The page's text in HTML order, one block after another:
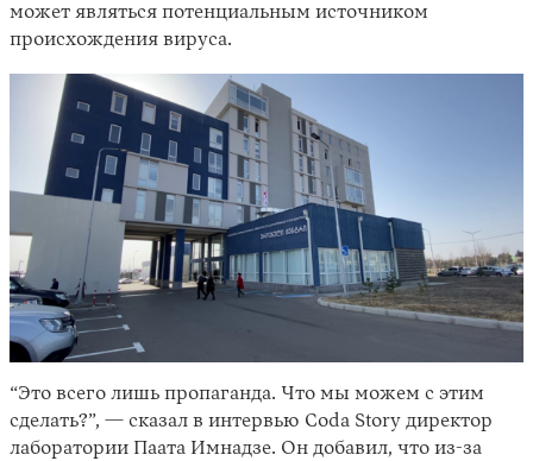
может являться потенциальным источником
происхождения вируса.
“Это всего лишь пропаганда. Что мы можем с этим
сделать?”, — сказал в интервью Coda Story директор
лаборатории Паата Имнадзе. Он добавил, что из-за